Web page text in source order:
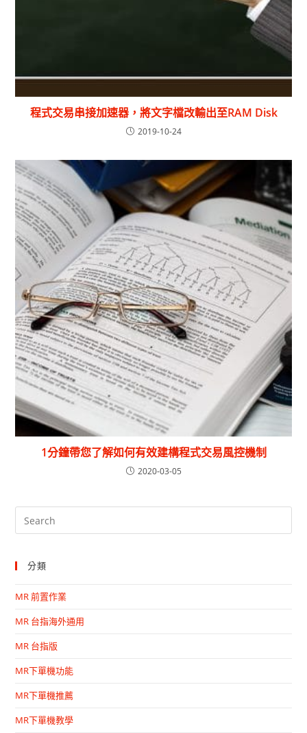
程式交易串接加速器，將文字檔改輸出至RAM Disk
2019-10-24
1分鐘帶您了解如何有效建構程式交易風控機制
2020-03-05
分類
MR 前置作業
MR 台指海外通用
MR 台指版
MR下單機功能
MR下單機推薦
MR下單機教學